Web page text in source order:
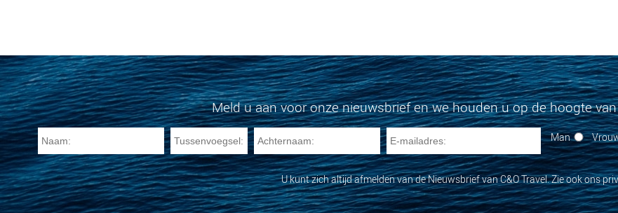
Meld u aan voor onze nieuwsbrief en we houden u op de hoogte
Man
U kunt zich altijd afmelden van de Nieuwsbrief van C&O Travel. Zie ook ons